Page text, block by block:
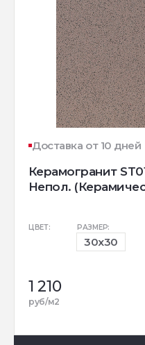
Доставка от 10 дней
Керамогранит
Непол.
ЦВЕТ: РАЗМЕР:
30x30
1 210
руб/м2